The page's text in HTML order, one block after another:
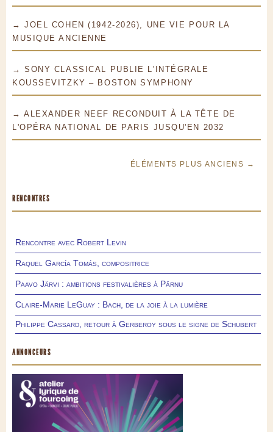
→ JOEL COHEN (1942-2026), UNE VIE POUR LA
MUSIQUE ANCIENNE
→ SONY CLASSICAL PUBLIE L'INTÉGRALE
KOUSSEVITZKY – BOSTON SYMPHONY
→ ALEXANDER NEEF RECONDUIT À LA TÊTE DE
L'OPÉRA NATIONAL DE PARIS JUSQU'EN 2032
ÉLÉMENTS PLUS ANCIENS →
RENCONTRES
Rencontre avec Robert Levin
Raquel García Tomás, compositrice
Paavo Järvi : ambitions festivalières à Pärnu
Claire-Marie LeGuay : Bach, de la joie à la lumière
Philippe Cassard, retour à Gerberoy sous le signe de Schubert
ANNONCEURS